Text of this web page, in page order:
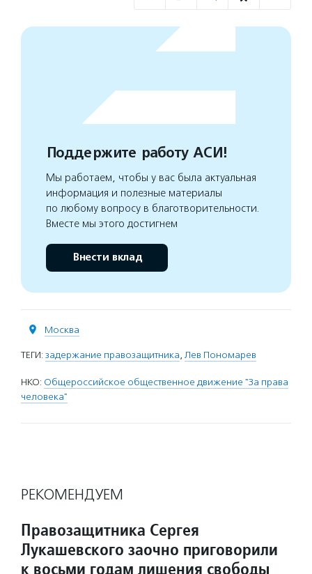
Поддержите работу АСИ!
Мы работаем, чтобы у вас была актуальная
информация и полезные материалы
по любому вопросу в благотворительности.
Вместе мы этого достигнем
Внести вклад
Москва
ТЕГИ: задержание правозащитника, Лев Пономарев
НКО: Общероссийское общественное движение "За права
человека"
РЕКОМЕНДУЕМ
Правозащитника Сергея
Лукашевского заочно приговорили
к восьми годам лишения свободы